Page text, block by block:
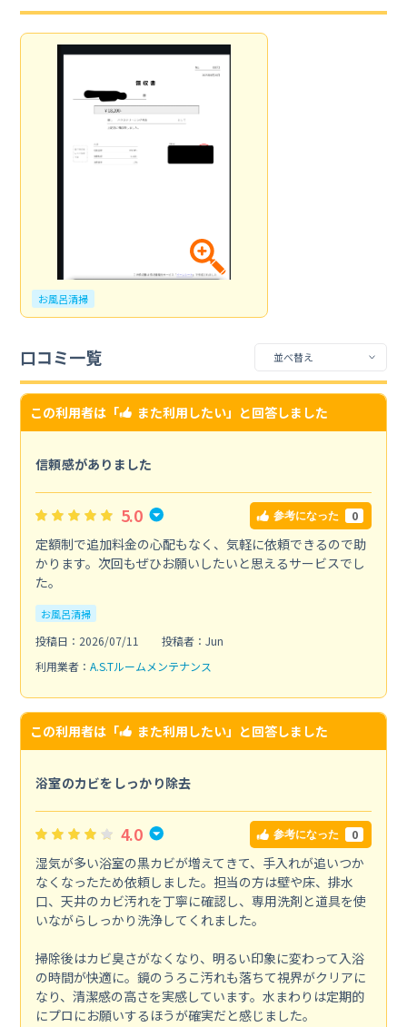
お風呂清掃
口コミ一覧
この利用者は「 また利用したい」と回答しました
信頼感がありました
5.0 参考になった 0
定額制で追加料金の心配もなく、気軽に依頼できるので助
かります。次回もぜひお願いしたいと思えるサービスでし
た。
お風呂清掃
投稿日：2026/07/11
投稿者：Jun
利用業者： A.S.Tルームメンテナンス
この利用者は「 また利用したい」と回答しました
浴室のカビをしっかり除去
4.0 参考になった 0
湿気が多い浴室の黒カビが増えてきて、手入れが追いつか
なくなったため依頼しました。担当の方は壁や床、排水
口、天井のカビ汚れを丁寧に確認し、専用洗剤と道具を使
いながらしっかり洗浄してくれました。
掃除後はカビ臭さがなくなり、明るい印象に変わって入浴
の時間が快適に。鏡のうろこ汚れも落ちて視界がクリアに
なり、清潔感の高さを実感しています。水まわりは定期的
にプロにお願いするほうが確実だと感じました。